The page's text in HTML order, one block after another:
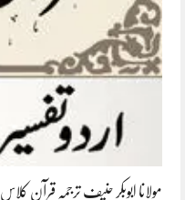
مولانا ابوبکر حنیف ترجمہ قرآن کلاس 2023-05-01